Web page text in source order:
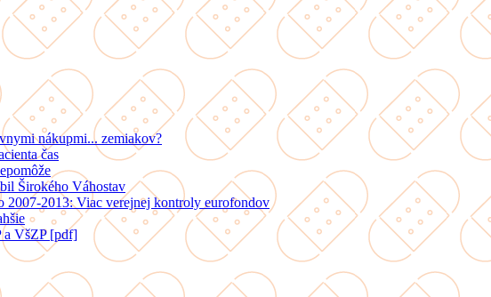
nákupmi... zemiakov?
čas
Širokého Váhostav
2007-2013: Viac verejnej kontroly eurofondov
a VšZP [pdf]